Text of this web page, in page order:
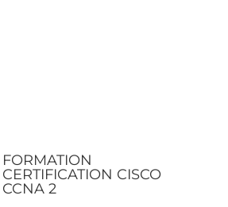
FORMATION
CERTIFICATION CISCO
CCNA 2